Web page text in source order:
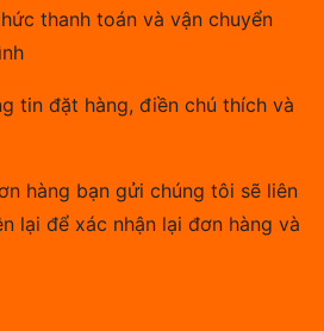
thanh toán và vận chuyển
tin đặt hàng, điền chú thích và
hàng bạn gửi chúng tôi sẽ liên
lại để xác nhận lại đơn hàng và